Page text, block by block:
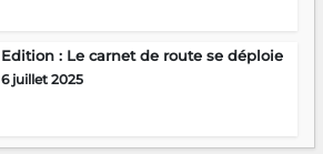
Edition : Le carnet de route se déploie
6 juillet 2025